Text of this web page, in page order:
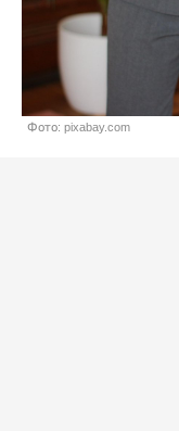
Фото: pixabay.com